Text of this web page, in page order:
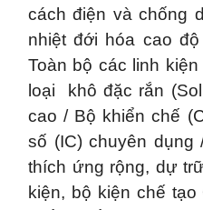
cách điện và chống
nhiệt đới hóa cao
Toàn bộ các linh
loại
khô đặc rắn
cao / Bộ khiển chế
số (IC) chuyên
thích ứng rộng, dự
kiện, bộ kiện chế